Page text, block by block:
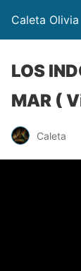
Caleta Olivia
LOS
MAR (
Caleta